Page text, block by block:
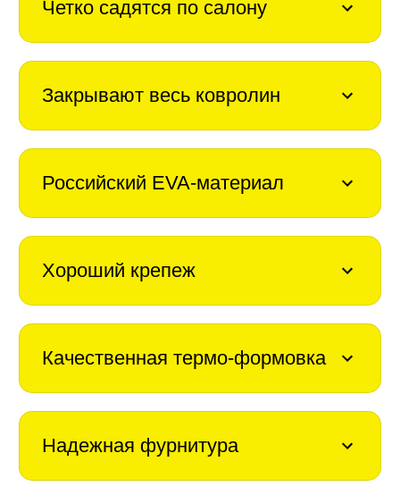
Четко садятся по салону
Закрывают весь ковролин
Российский EVA-материал
Хороший крепеж
Качественная термо-формовка
Надежная фурнитура